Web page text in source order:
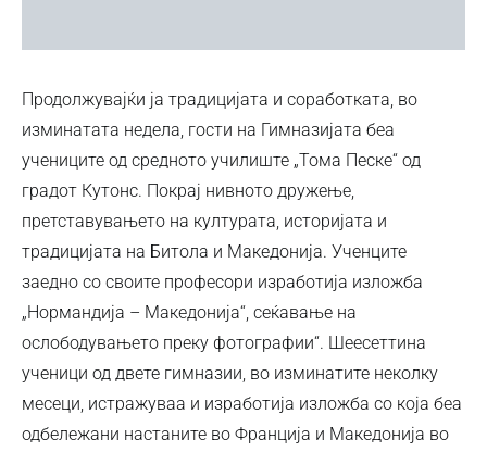
Продолжувајќи ја традицијата и соработката, во
изминатата недела, гости на Гимназијата беа
учениците од средното училиште „Тома Песке“ од
градот Кутонс. Покрај нивното дружење,
претставувањето на културата, историјата и
традицијата на Битола и Македонија. Ученците
заедно со своите професори изработија изложба
„Нормандија – Македонија“, сеќавање на
ослободувањето преку фотографии“. Шеесеттина
ученици од двете гимназии, во изминатите неколку
месеци, истражуваа и изработија изложба со која беа
одбележани настаните во Франција и Македонија во